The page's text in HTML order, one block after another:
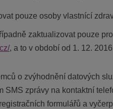
pouze osoby vlastnící
zaktualizovat pouze
, a to v období od 1. 12.
o zvýhodnění datových
SMS zprávy na kontaktní
formulářů a